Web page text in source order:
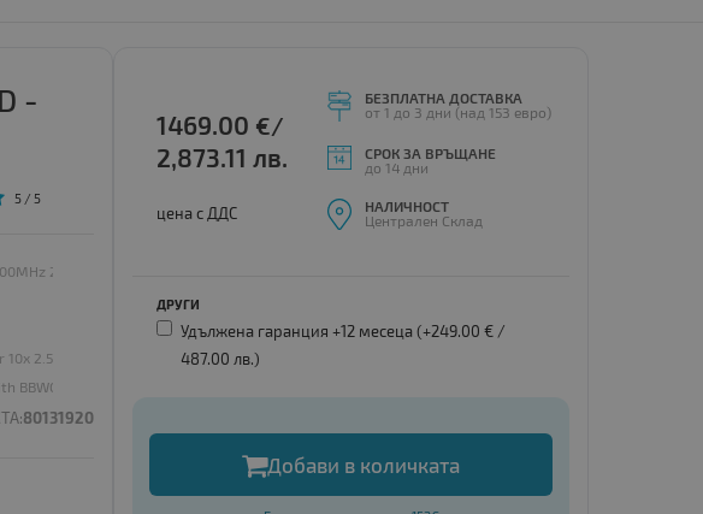
-
5 / 5
27.5MB
2.5" SAS
BBWC
80131920
1469.00 €/
2,873.11 лв.
цена с ДДС
БЕЗПЛАТНА ДОСТАВКА
от 1 до 3 дни (над 153 евро)
СРОК ЗА ВРЪЩАНЕ
до 14 дни
НАЛИЧНОСТ
Централен Склад
ДРУГИ
Удължена гаранция +12 месеца (+249.00 € /
487.00 лв.)
Добави в количката